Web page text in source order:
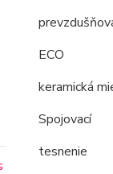
ECO
keramická
Spojovací
tesnenie